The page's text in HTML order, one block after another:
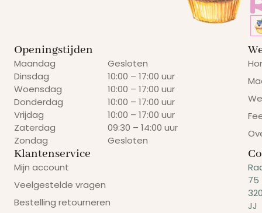
Openingstijden
Maandag
Dinsdag
Woensdag
Donderdag
Vrijdag
Zaterdag
Zondag
Gesloten
10:00 – 17:00 uur
10:00 – 17:00 uur
10:00 – 17:00 uur
10:00 – 17:00 uur
09:30 – 14:00 uur
Gesloten
Klantenservice
Mijn account
Veelgestelde vragen
Bestelling retourneren
75
JJ